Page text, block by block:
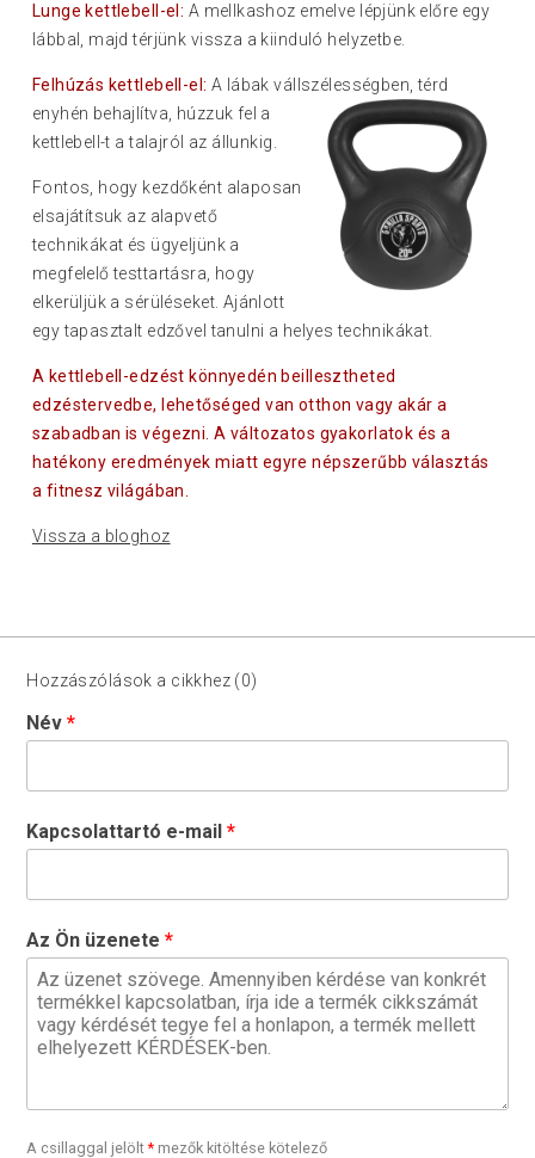
Lunge kettlebell-el: A mellkashoz emelve lépjünk előre egy
lábbal, majd térjünk vissza a kiinduló helyzetbe.
Felhúzás kettlebell-el: A lábak vállszélességben, térd
enyhén behajlítva, húzzuk fel a
kettlebell-t a talajról az állunkig.
Fontos, hogy kezdőként alaposan
elsajátítsuk az alapvető
technikákat és ügyeljünk a
megfelelő testtartásra, hogy
elkerüljük a sérüléseket. Ajánlott
egy tapasztalt edzővel tanulni a helyes technikákat.
A kettlebell-edzést könnyedén beillesztheted
edzéstervedbe, lehetőséged van otthon vagy akár a
szabadban is végezni. A változatos gyakorlatok és a
hatékony eredmények miatt egyre népszerűbb választás
a fitnesz világában.
Vissza a bloghoz
Hozzászólások a cikkhez (0)
Név
Kapcsolattartó e-mail
Az Ön üzenete
A csillaggal jelölt* mezők kitöltése kötelező